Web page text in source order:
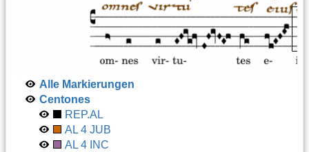
Alle Markierungen
Centones
REP.AL
AL 4 JUB
AL 4 INC